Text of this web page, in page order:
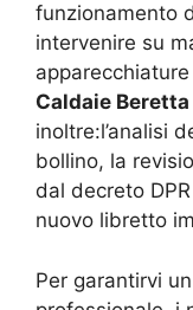
funzionamento
intervenire su
Caldaie
inoltre:l’analisi
bollino, la
dal decreto
nuovo libretto
Per garantirvi